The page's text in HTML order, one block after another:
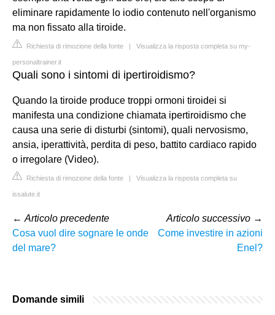
eliminare rapidamente lo iodio contenuto nell'organismo
ma non fissato alla tiroide.
Richiesta di rimozione della fonte | Visualizza la risposta completa su my-
personaltrainer.it
Quali sono i sintomi di ipertiroidismo?
Quando la tiroide produce troppi ormoni tiroidei si
manifesta una condizione chiamata ipertiroidismo che
causa una serie di disturbi (sintomi), quali nervosismo,
ansia, iperattività, perdita di peso, battito cardiaco rapido
o irregolare (Video).
Richiesta di rimozione della fonte | Visualizza la risposta completa su
issalute.it
← Articolo precedente
Cosa vuol dire sognare le onde
del mare?
Articolo successivo →
Come investire in azioni
Enel?
Domande simili